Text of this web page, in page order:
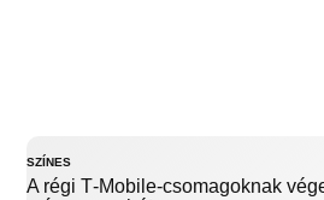
SZÍNES
A régi T‑Mobile-csomagoknak